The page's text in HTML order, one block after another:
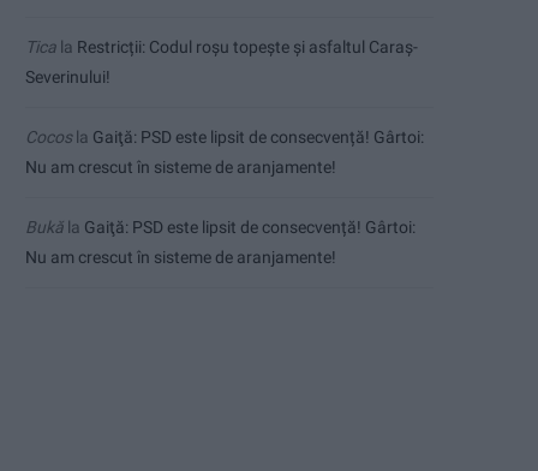
Tica la Restricții: Codul roșu topește și asfaltul Caraș-
Severinului!
Cocosla Gaiţă: PSD este lipsit de consecvență! Gârtoi:
Nu am crescut în sisteme de aranjamente!
Bukă la Gaiţă: PSD este lipsit de consecvență! Gârtoi:
Nu am crescut în sisteme de aranjamente!